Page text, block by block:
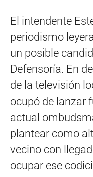
El intendente
periodismo
un posible
Defensoría. En
de la televisión
ocupó de lanzar
actual
plantear como
vecino con
ocupar ese